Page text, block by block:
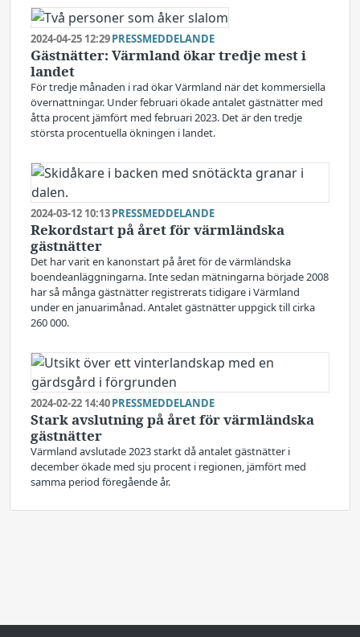
2024-04-25 12:29PRESSMEDDELANDE
Gästnätter: Värmland ökar tredje mest i
landet
För tredje månaden i rad ökar Värmland när det kommersiella
övernattningar. Under februari ökade antalet gästnätter med
åtta procent jämfört med februari 2023. Det är den tredje
största procentuella ökningen i landet.
2024-03-12 10:13PRESSMEDDELANDE
Rekordstart på året för värmländska
gästnätter
Det har varit en kanonstart på året för de värmländska
boendeanläggningarna. Inte sedan mätningarna började 2008
har så många gästnätter registrerats tidigare i Värmland
under en januarimånad. Antalet gästnätter uppgick till cirka
260 000.
2024-02-22 14:40PRESSMEDDELANDE
Stark avslutning på året för värmländska
gästnätter
Värmland avslutade 2023 starkt då antalet gästnätter i
december ökade med sju procent i regionen, jämfört med
samma period föregående år.